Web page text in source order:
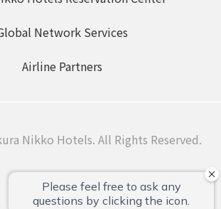
Network Services
Airline Partners
Nikko Hotels. All Rights Reserved.